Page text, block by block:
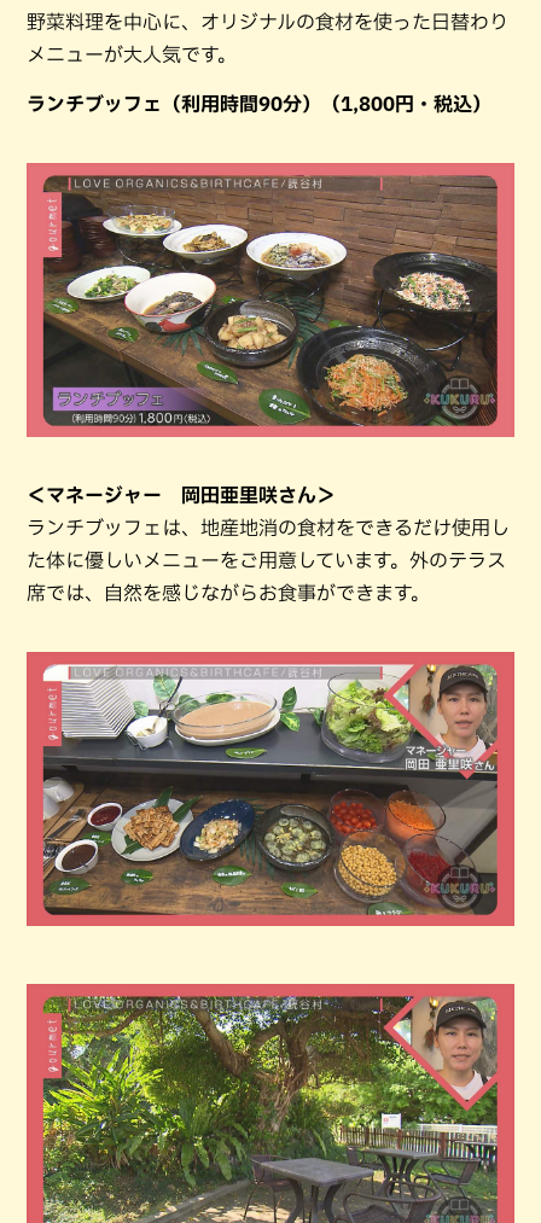
野菜料理を中⼼に、オリジナルの⾷材を使った⽇替わり
メニューが⼤⼈気です。
ランチブッフェ（利用時間90分）（1,800円・税込）
＜マネージャー 岡田亜里咲さん＞
ランチブッフェは、地産地消の食材をできるだけ使用し
た体に優しいメニューをご用意しています。外のテラス
席では、自然を感じながらお食事ができます。